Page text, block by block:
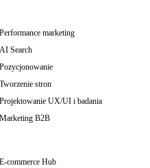
Performance marketing
AI Search
Pozycjonowanie
Tworzenie stron
Projektowanie UX/UI i badania
Marketing B2B
E-commerce Hub